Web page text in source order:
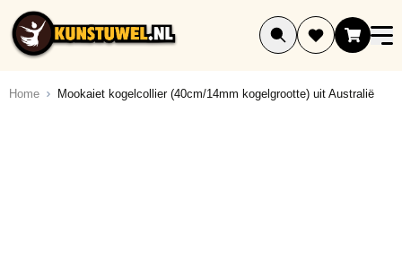
Ga naar de inhoud
Home Mookaiet kogelcollier (40cm/14mm kogelgrootte) uit Australië